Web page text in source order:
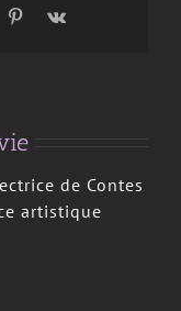
Pinterest
de Contes
artistique